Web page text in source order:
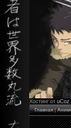
Хостинг отuCoz
Главная|